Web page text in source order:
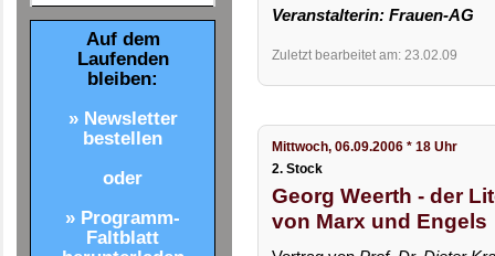
Auf dem
Laufenden
bleiben:
» Newsletter
bestellen
oder
» Programm-
Faltblatt
Veranstalterin: Frauen-AG
Zuletzt bearbeitet am: 23.02.09
Mittwoch, 06.09.2006 * 18 Uhr
2. Stock
Georg Weerth - der
von Marx und Engels